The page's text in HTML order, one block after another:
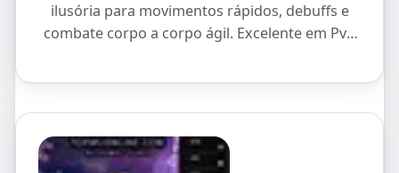
ilusória para movimentos rápidos, debuffs e
combate corpo a corpo ágil. Excelente em PvP